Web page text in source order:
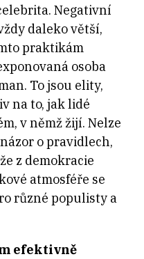
Negativní
daleko větší,
praktikám
osoba
To jsou elity,
na to, jak lidé
v němž žijí. Nelze
o pravidlech,
z demokracie
atmosféře se
různé populisty a
efektivně